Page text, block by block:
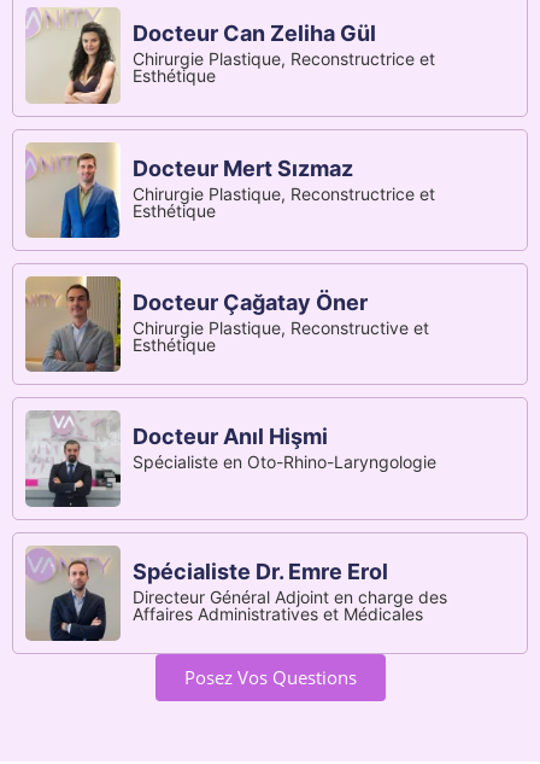
Docteur Can Zeliha Gül
Chirurgie Plastique, Reconstructrice et
Esthétique
Docteur Mert Sızmaz
Chirurgie Plastique, Reconstructrice et
Esthétique
Docteur Çağatay Öner
Chirurgie Plastique, Reconstructive et
Esthétique
Docteur Anıl Hişmi
Spécialiste en Oto-Rhino-Laryngologie
Spécialiste Dr. Emre Erol
Directeur Général Adjoint en charge des
Affaires Administratives et Médicales
Posez Vos Questions